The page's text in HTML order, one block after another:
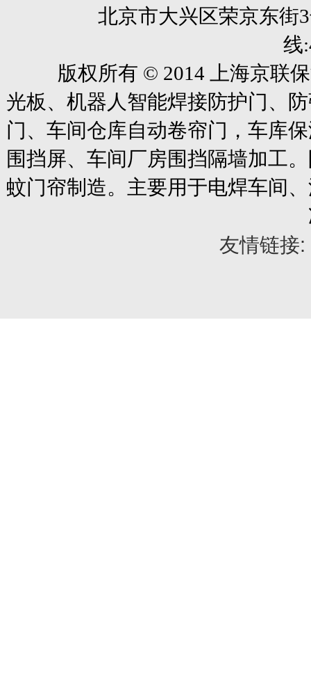
北京市大兴区荣京东街3
线
版权所有 © 2014 上海京联
光板、机器人智能焊接防护门、
门、车间仓库自动卷帘门 ，车库
围挡屏、车间厂房围挡隔墙加工
蚊门帘制造。主要用于电焊车间
友情链接: